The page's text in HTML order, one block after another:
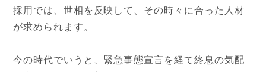
採用では、世相を反映して、その時々に合った人材
が求められます。
今の時代でいうと、緊急事態宣言を経て終息の気配